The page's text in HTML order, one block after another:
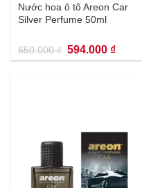
Nước hoa ô tô Areon Car
Silver Perfume 50ml
650.000₫ Giá
gốc
là:
594.000 ₫Giá
hiện
tại